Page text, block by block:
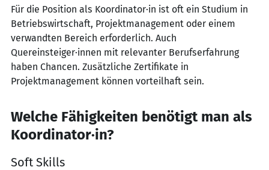
Für die Position als Koordinator·in ist oft ein Studium in
Betriebswirtschaft, Projektmanagement oder einem
verwandten Bereich erforderlich. Auch
Quereinsteiger·innen mit relevanter Berufserfahrung
haben Chancen. Zusätzliche Zertifikate in
Projektmanagement können vorteilhaft sein.
Welche Fähigkeiten benötigt man als
Koordinator·in?
Soft Skills